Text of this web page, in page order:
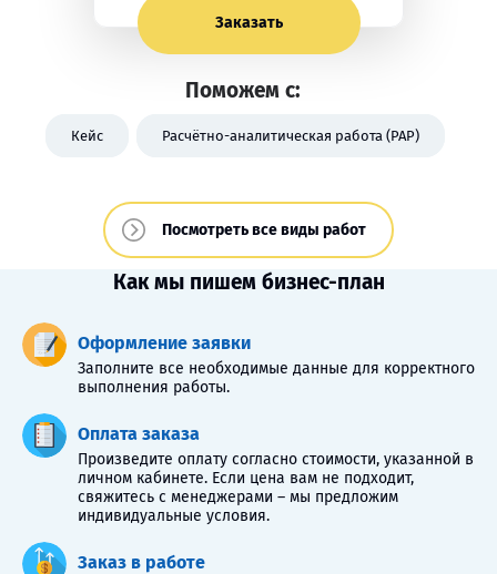
Заказать
Поможем с:
Кейс Расчётно-аналитическая работа (РАР)
Посмотреть все виды работ
Как мы пишем бизнес-план
Оформление заявки
Заполните все необходимые данные для корректного
выполнения работы.
Оплата заказа
Произведите оплату согласно стоимости, указанной в
личном кабинете. Если цена вам не подходит,
свяжитесь с менеджерами – мы предложим
индивидуальные условия.
Заказ в работе